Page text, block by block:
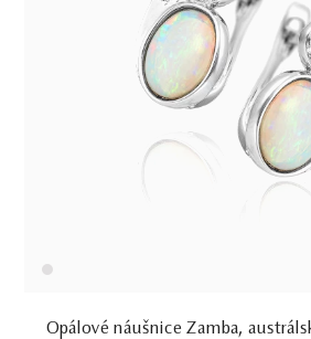
Opálové náušnice Zamba,